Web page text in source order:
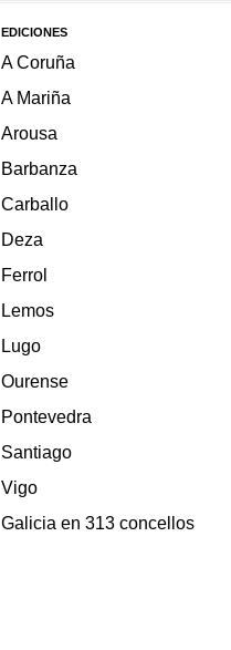
EDICIONES
A Coruña
A Mariña
Arousa
Barbanza
Carballo
Deza
Ferrol
Lemos
Lugo
Ourense
Pontevedra
Santiago
Vigo
Galicia en 313 concellos